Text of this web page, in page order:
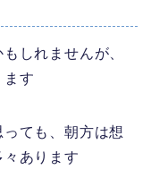
しれませんが、
ます
ても、朝方は想
あります